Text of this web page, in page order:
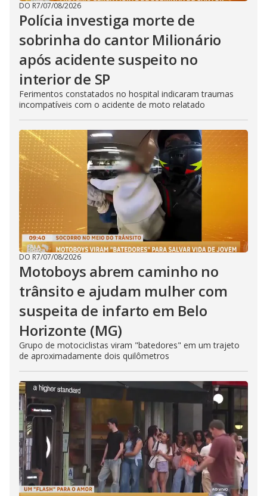
DO R7/07/08/2026
Polícia investiga morte de
sobrinha do cantor Milionário
após acidente suspeito no
interior de SP
Ferimentos constatados no hospital indicaram traumas
incompatíveis com o acidente de moto relatado
DO R7/07/08/2026
Motoboys abrem caminho no
trânsito e ajudam mulher com
suspeita de infarto em Belo
Horizonte (MG)
Grupo de motociclistas viram "batedores" em um trajeto
de aproximadamente dois quilômetros